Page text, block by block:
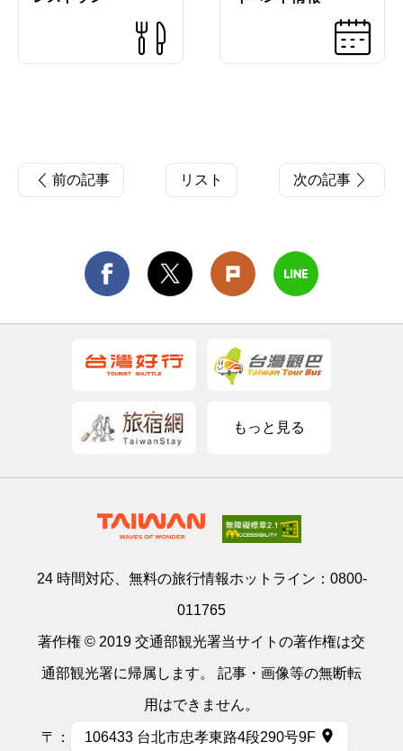
前の記事 リスト 次の記事
もっと見る
24 時間対応、無料の旅行情報ホットライン： 0800-
011765
著作権 © 2019 交通部観光署当サイトの著作権は交
通部観光署に帰属します。 記事・画像等の無断転
用はできません。
〒： 106433 台北市忠孝東路4段290号9F